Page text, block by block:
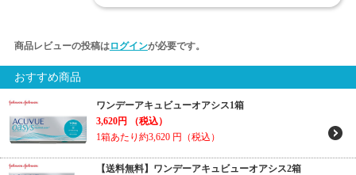
商品レビューの投稿はログインが必要です。
おすすめ商品
ワンデーアキュビューオアシス1箱
3,620円
（税込）
1箱あたり約3,620 円（税込）
【送料無料】ワンデーアキュビューオアシス2箱